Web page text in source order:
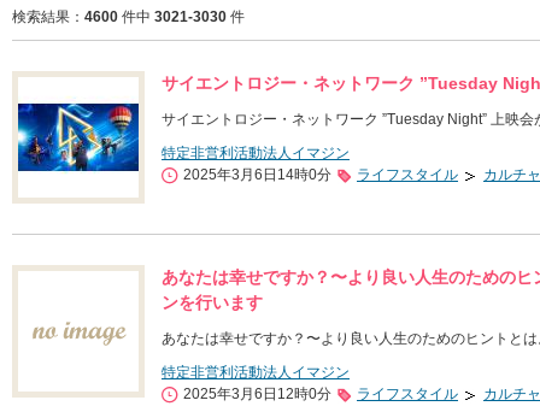
検索結果： 4600 件中 3021-3030 件
サイエントロジー・ネットワーク ”Tuesday
サイエントロジー・ネットワーク ”Tuesday Night” 上映
特定非営利活動法人イマジン
2025年3月6日14時0分
ライフスタイル カルチ
あなたは幸せですか？〜より良い人生のための
ンを行います
あなたは幸せですか？〜より良い人生のためのヒントと
特定非営利活動法人イマジン
2025年3月6日12時0分
ライフスタイル カルチ